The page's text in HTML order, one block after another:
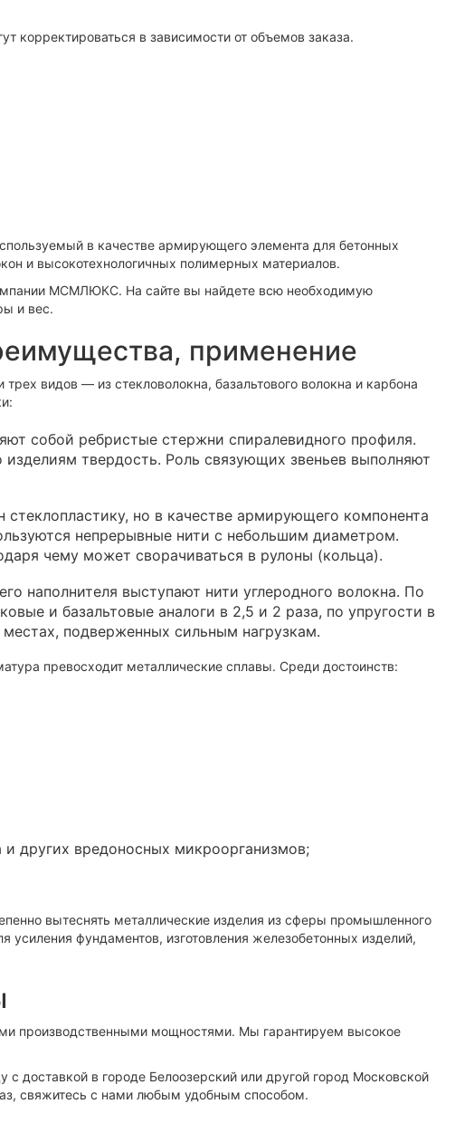
в зависимости от объемов заказа.
в качестве армирующего элемента для бетонных
и высокотехнологичных полимерных материалов.
МСМЛЮКС. На сайте вы найдете всю необходимую
и вес.
применение
видов — из стекловолокна, базальтового волокна и карбона
собой ребристые стержни спиралевидного профиля.
твердость. Роль связующих звеньев выполняют
но в качестве армирующего компонента
непрерывные нити с небольшим диаметром.
чему может сворачиваться в рулоны (кольца).
наполнителя выступают нити углеродного волокна. По
и базальтовые аналоги в 2,5 и 2 раза, по упругости в
подверженных сильным нагрузкам.
превосходит металлические сплавы. Среди достоинств:
и других вредоносных микроорганизмов;
вытеснять металлические изделия из сферы промышленного
усиления фундаментов, изготовления железобетонных изделий,
производственными мощностями. Мы гарантируем высокое
доставкой в городе Белоозерский или другой город Московской
свяжитесь с нами любым удобным способом.